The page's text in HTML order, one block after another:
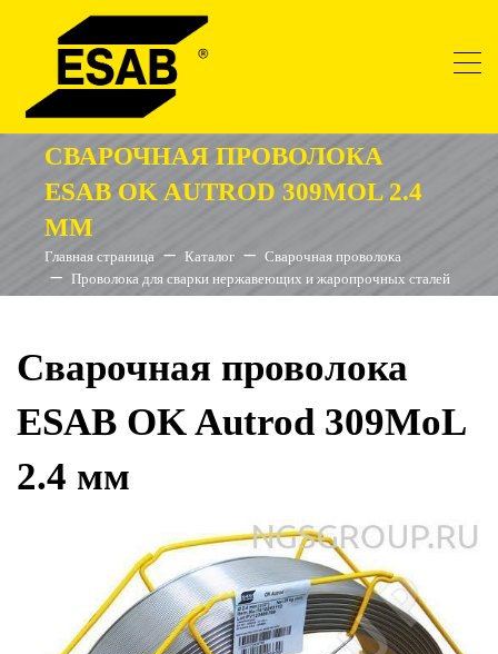
СВАРОЧНАЯ ПРОВОЛОКА
ESAB OK AUTROD 309MOL 2.4
ММ
Главная страница Каталог
Сварочная проволока
Проволока для сварки нержавеющих и жаропрочных сталей
Сварочная проволока
ESAB OK Autrod 309MoL
2.4 мм